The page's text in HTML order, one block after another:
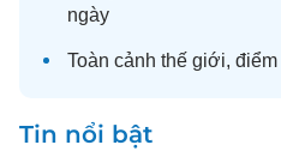
ngày
Toàn cảnh thế giới,
Tin nổi bật